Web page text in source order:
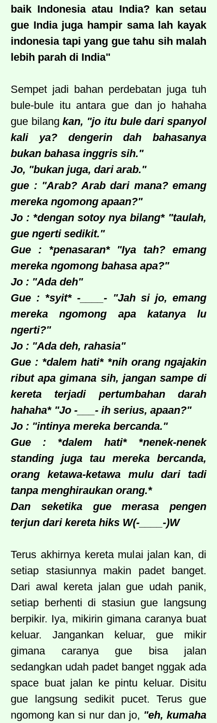
baik Indonesia atau India? kan setau
gue India juga hampir sama lah kayak
indonesia tapi yang gue tahu sih malah
lebih parah di India"
Sempet jadi bahan perdebatan juga tuh
bule-bule itu antara gue dan jo hahaha
gue bilangkan, "jo itu bule dari spanyol
kali ya? dengerin dah bahasanya
bukan bahasa inggris sih."
Jo, "bukan juga, dari arab."
gue : "Arab? Arab dari mana? emang
mereka ngomong apaan?"
Jo : *dengan sotoy nya bilang* "taulah,
gue ngerti sedikit."
Gue : *penasaran* "Iya tah? emang
mereka ngomong bahasa apa?"
Jo : "Ada deh"
Gue : *syit* -____- "Jah si jo, emang
mereka ngomong apa katanya lu
ngerti?"
Jo : "Ada deh, rahasia"
Gue : *dalem hati* *nih orang ngajakin
ribut apa gimana sih, jangan sampe di
kereta terjadi pertumbahan darah
hahaha* "Jo -___- ih serius, apaan?"
Jo : "intinya mereka bercanda."
Gue : *dalem hati* *nenek-nenek
standing juga tau mereka bercanda,
orang ketawa-ketawa mulu dari tadi
tanpa menghiraukan orang.*
Dan seketika gue merasa pengen
terjun dari kereta hiks W(-____-)W
Terus akhirnya kereta mulai jalan kan, di
setiap stasiunnya makin padet banget.
Dari awal kereta jalan gue udah panik,
setiap berhenti di stasiun gue langsung
berpikir. Iya, mikirin gimana caranya buat
keluar. Jangankan keluar, gue mikir
gimana caranya gue bisa jalan
sedangkan udah padet banget nggak ada
space buat jalan ke pintu keluar. Disitu
gue langsung sedikit pucet. Terus gue
ngomong kan si nur dan jo, "eh, kumaha